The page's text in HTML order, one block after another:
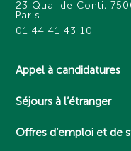
23 Quai de Conti,
Paris
01 44 41 43 10
Appel à candidatures
Séjours à l’étranger
Offres d’emploi et de